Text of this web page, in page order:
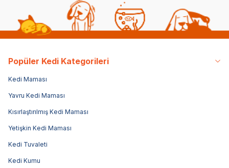
Popüler Kedi Kategorileri
Kedi Maması
Yavru Kedi Maması
Kısırlaştırılmış Kedi Maması
Yetişkin Kedi Maması
Kedi Tuvaleti
Kedi Kumu